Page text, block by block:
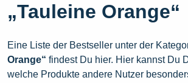
„Tauleine Orange“
Eine Liste der Bestseller unter der
Orange“ findest Du hier. Hier kannst Du
welche Produkte andere Nutzer